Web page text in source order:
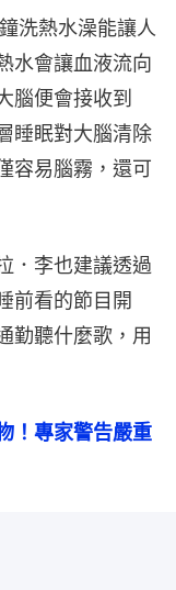
洗熱水澡能讓人
水會讓血液流向
腦便會接收到
睡眠對大腦清除
容易腦霧，還可
．李也建議透過
前看的節目開
勤聽什麼歌，用
！專家警告嚴重